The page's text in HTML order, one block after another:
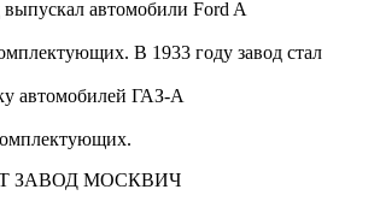
выпускал автомобили Ford A
В 1933 году завод стал
автомобилей ГАЗ-А